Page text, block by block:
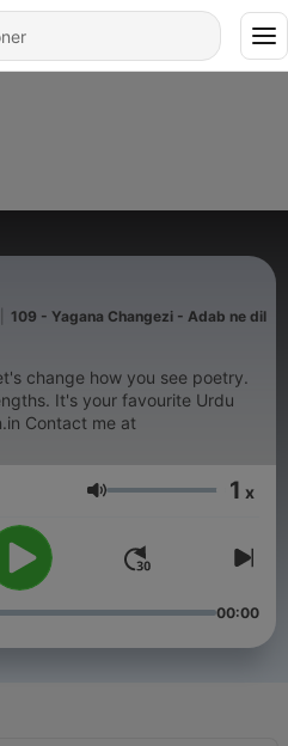
109 - Yagana Changezi - Adab ne dil
change how you see poetry.
It's your favourite Urdu
Volum 1 x
00:00